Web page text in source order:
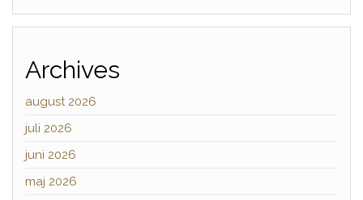
Archives
august 2026
juli 2026
juni 2026
maj 2026